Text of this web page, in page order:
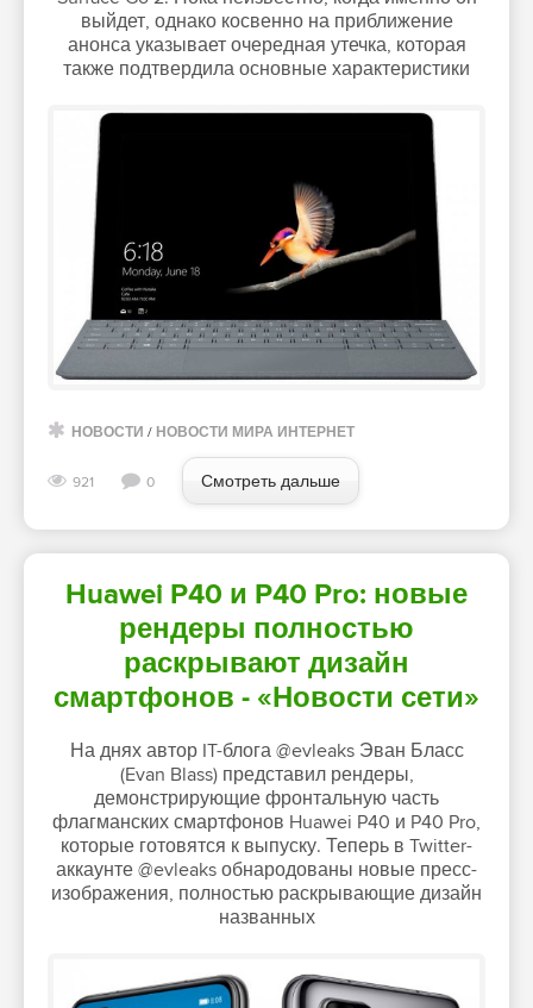
выйдет, однако косвенно на приближение
анонса указывает очередная утечка, которая
также подтвердила основные характеристики
НОВОСТИ / НОВОСТИ МИРА ИНТЕРНЕТ
921 0 Смотреть дальше
Huawei P40 и P40 Pro: новые
рендеры полностью
раскрывают дизайн
смартфонов - «Новости сети»
На днях автор IT-блога @evleaks Эван Бласс
(Evan Blass) представил рендеры,
демонстрирующие фронтальную часть
флагманских смартфонов Huawei P40 и P40 Pro,
которые готовятся к выпуску. Теперь в Twitter-
аккаунте @evleaks обнародованы новые пресс-
изображения, полностью раскрывающие дизайн
названных